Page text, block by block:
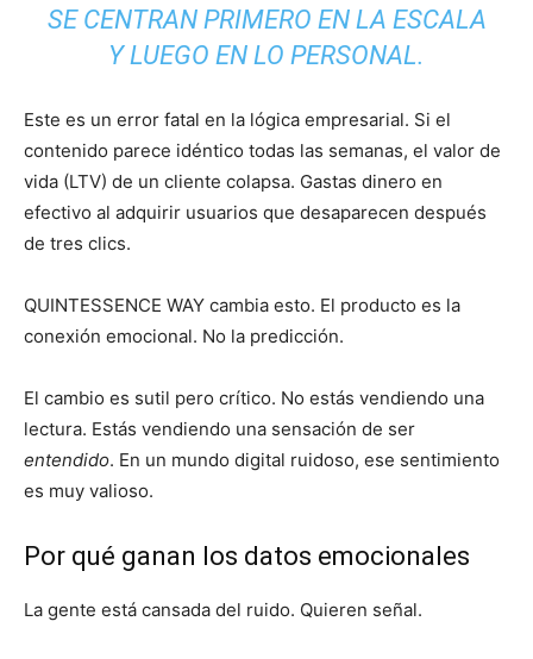
SE CENTRAN PRIMERO EN LA ESCALA
Y LUEGO EN LO PERSONAL.
Este es un error fatal en la lógica empresarial. Si el
contenido parece idéntico todas las semanas, el valor de
vida (LTV) de un cliente colapsa. Gastas dinero en
efectivo al adquirir usuarios que desaparecen después
de tres clics.
QUINTESSENCE WAY cambia esto. El producto es la
conexión emocional. No la predicción.
El cambio es sutil pero crítico. No estás vendiendo una
lectura. Estás vendiendo una sensación de ser
entendido. En un mundo digital ruidoso, ese sentimiento
es muy valioso.
Por qué ganan los datos emocionales
La gente está cansada del ruido. Quieren señal.